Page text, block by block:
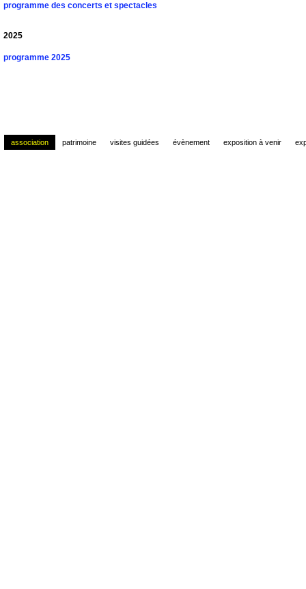
programme des concerts et spectacles
2025
programme 2025
association patrimoine visites guidées évènement exposition à venir